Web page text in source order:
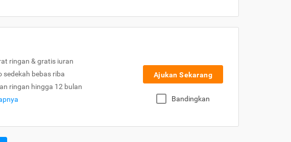
ringan & gratis iuran
sedekah bebas riba
ringan hingga 12 bulan
Ajukan Sekarang
Bandingkan